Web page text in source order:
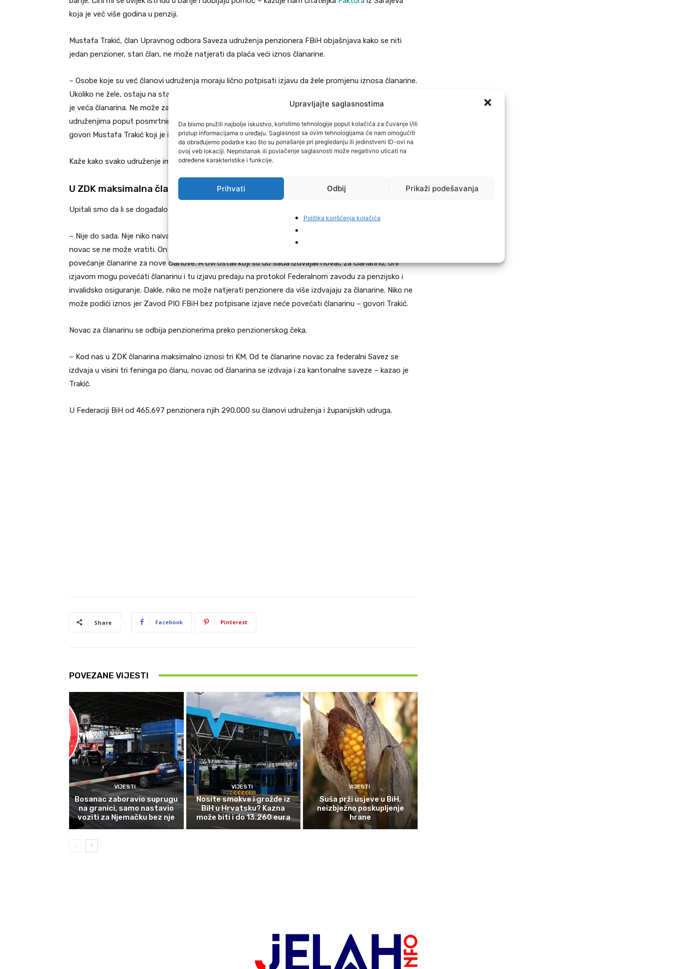
Upravljajte saglasnostima
Da bismo pružili najbolje iskustvo, koristimo tehnologije poput kolačića za čuvanje i/ili
pristup informacijama o uređaju. Saglasnost sa ovim tehnologijama će nam omogućiti
da obrađujemo podatke kao što su ponašanje pri pregledanju ili jedinstveni ID-ovi na
ovoj veb lokaciji. Nepristanak ili povlačenje saglasnosti može negativno uticati na
određene karakteristike i funkcije.
Prihvati Odbij Prikaži podešavanja
Politika korišćenja kolačića
koja je već više godina u penziji.
Mustafa Trakić, član Upravnog odbora Saveza udruženja penzionera FBiH objašnjava kako se niti
jedan penzioner, stari član, ne može natjerati da plaća veći iznos članarine.
– Osobe koje su već članovi udruženja moraju lično potpisati izjavu da žele promjenu iznosa članarine.
Ukoliko ne žele, ostaju na staroj članarini, a udruženje može donijeti odluku samo za nove članove da
je veća članarina. Ne može za stare. Naravno, što je veća članarina veći su benefiti koje imaju članovi u
udruženjima poput posmrtnine, subvencije na lijekove, pomoć u hrani i higijenskim potrepštinama… –
govori Mustafa Trakić koji je i predsjednik Saveza penzionera Zeničko-dobojskog kantona.
Kaže kako svako udruženje ima svoj pravilnik kojim se reguliše članarina.
U ZDK maksimalna članirana je tri KM mjesečno
Upitali smo da li se događalo da neko prekine izdvajanje za članarinu.
– Nije do sada. Nije niko naivan da 20 godina bude član pa da prekine. Jer to je već pred kraj života i
novac se ne može vratiti. On što je uplatio, uplatio je. Skupština saveza može donijeti odluku za
povećanje članarine za nove članove. A ovi ostali koji su do sada izdvajali novac za članarinu, oni
izjavom mogu povećati članarinu i tu izjavu predaju na protokol Federalnom zavodu za penzijsko i
invalidsko osiguranje. Dakle, niko ne može natjerati penzionere da više izdvajaju za članarine. Niko ne
može podići iznos jer Zavod PIO FBiH bez potpisane izjave neće povećati članarinu – govori Trakić.
Novac za članarinu se odbija penzionerima preko penzionerskog čeka.
– Kod nas u ZDK članarina maksimalno iznosi tri KM. Od te članarine novac za federalni Savez se
izdvaja u visini tri feninga po članu, novac od članarina se izdvaja i za kantonalne saveze – kazao je
Trakić.
U Federaciji BiH od 465.697 penzionera njih 290.000 su članovi udruženja i županijskih udruga.
Share Facebook Pinterest
POVEZANE VIJESTI
VIJESTI
Bosanac zaboravio suprugu
na granici, samo nastavio
voziti za Njemačku bez nje
VIJESTI
Nosite smokve i grožđe iz
BiH u Hrvatsku? Kazna
može biti i do 13.260 eura
VIJESTI
Suša prži usjeve u BiH,
neizbježno poskupljenje
hrane